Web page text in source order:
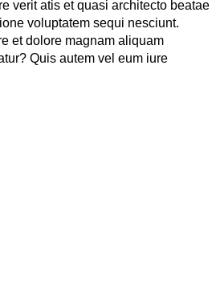
verit atis et quasi architecto beatae
voluptatem sequi nesciunt.
et dolore magnam aliquam
Quis autem vel eum iure